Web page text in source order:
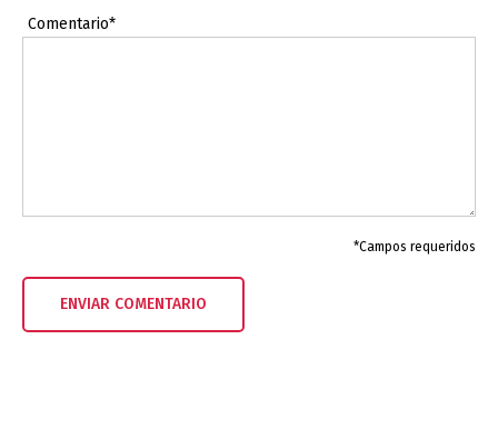
Comentario*
*Campos requeridos